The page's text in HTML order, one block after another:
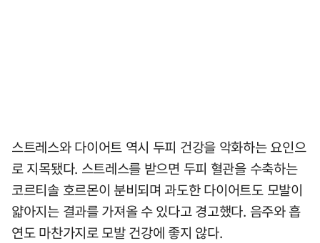
스트레스와 다이어트 역시 두피 건강을 악화하는 요인으
로 지목됐다. 스트레스를 받으면 두피 혈관을 수축하는
코르티솔 호르몬이 분비되며 과도한 다이어트도 모발이
얇아지는 결과를 가져올 수 있다고 경고했다. 음주와 흡
연도 마찬가지로 모발 건강에 좋지 않다.